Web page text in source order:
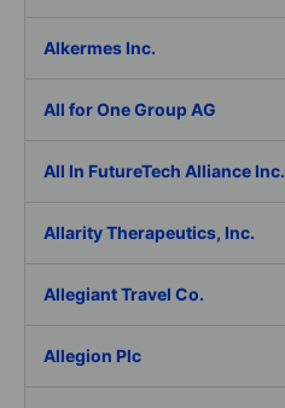
Alkermes Inc.
All for One Group AG
All In FutureTech Alliance Inc.
Allarity Therapeutics, Inc.
Allegiant Travel Co.
Allegion Plc